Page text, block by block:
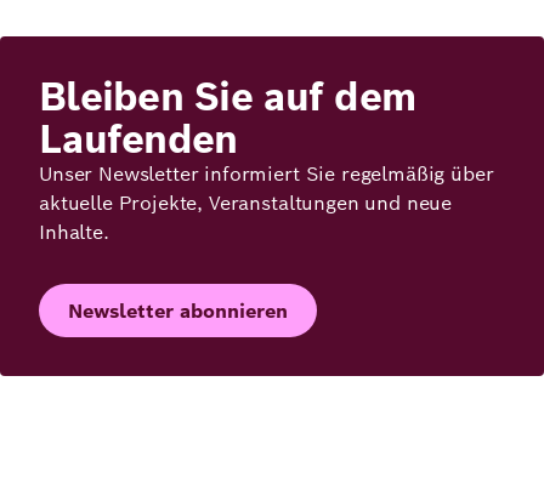
Bleiben Sie auf dem
Laufenden
Unser Newsletter informiert Sie regelmäßig über
aktuelle Projekte, Veranstaltungen und neue
Inhalte.
Newsletter abonnieren